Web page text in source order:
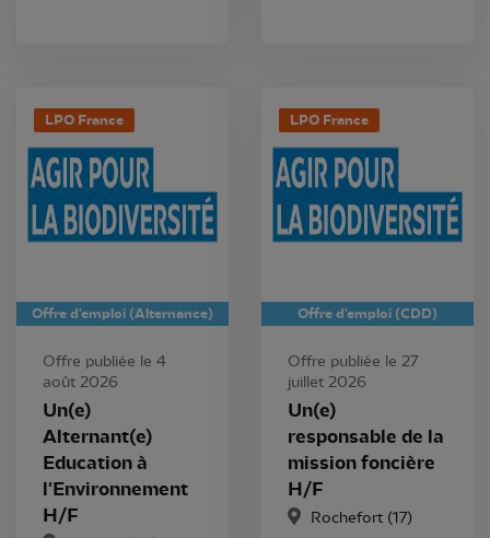
LPO France
Offre d'emploi (Alternance)
Offre publiée le 4
août 2026
Un(e)
Alternant(e)
Education à
l'Environnement
H/F
LPO France
Offre d'emploi (CDD)
Offre publiée le 27
juillet 2026
Un(e)
responsable de la
mission foncière
H/F
Rochefort (17)